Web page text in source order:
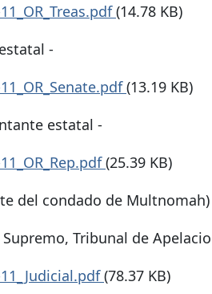
(14.78 KB)
-
(13.19 KB)
estatal -
(25.39 KB)
del condado de Multnomah)
Tribunal de
(78.37 KB)